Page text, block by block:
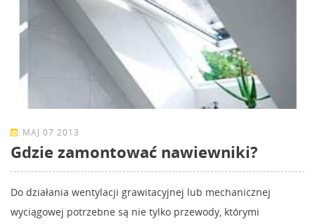
MAJ 07 2013
Gdzie zamontować nawiewniki?
Do działania wentylacji grawitacyjnej lub mechanicznej
wyciągowej potrzebne są nie tylko przewody, którymi